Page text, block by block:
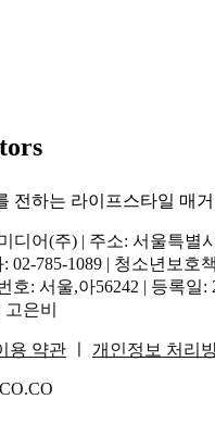
전하는 라이프스타일 매
디어(주) | 주소: 서울특별
02-785-1089 | 청소년보호
호: 서울,아56242 | 등록일:
은비
용 약관 개인정보 처리